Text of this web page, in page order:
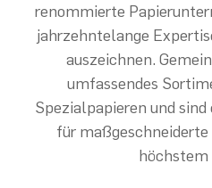
renommierte
jahrzehntelange
auszeichnen.
umfassendes
Spezialpapieren und
für
höchstem